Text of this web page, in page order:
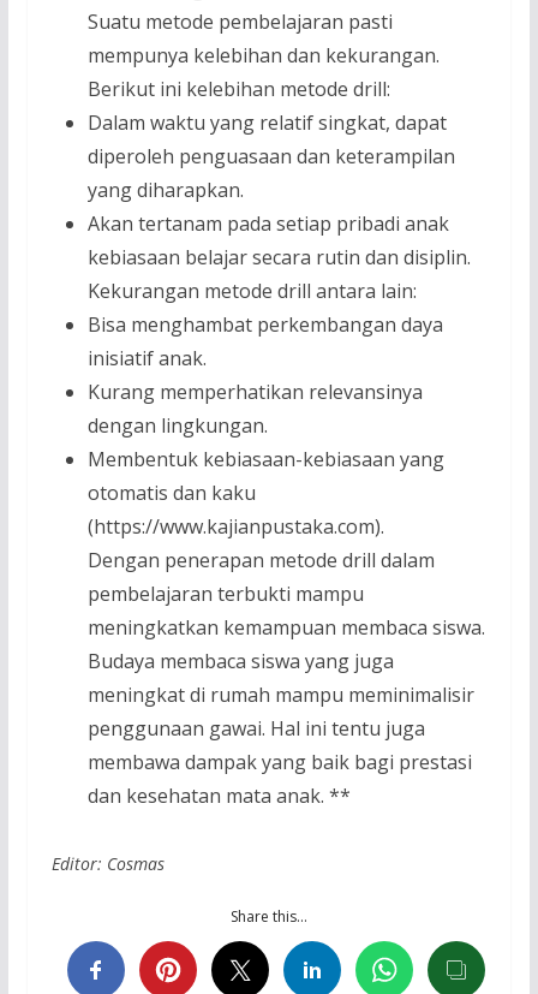
Suatu metode pembelajaran pasti
mempunya kelebihan dan kekurangan.
Berikut ini kelebihan metode drill:
Dalam waktu yang relatif singkat, dapat
diperoleh penguasaan dan keterampilan
yang diharapkan.
Akan tertanam pada setiap pribadi anak
kebiasaan belajar secara rutin dan disiplin.
Kekurangan metode drill antara lain:
Bisa menghambat perkembangan daya
inisiatif anak.
Kurang memperhatikan relevansinya
dengan lingkungan.
Membentuk kebiasaan-kebiasaan yang
otomatis dan kaku
(https://www.kajianpustaka.com).
Dengan penerapan metode drill dalam
pembelajaran terbukti mampu
meningkatkan kemampuan membaca siswa.
Budaya membaca siswa yang juga
meningkat di rumah mampu meminimalisir
penggunaan gawai. Hal ini tentu juga
membawa dampak yang baik bagi prestasi
dan kesehatan mata anak. **
Editor: Cosmas
Share this…